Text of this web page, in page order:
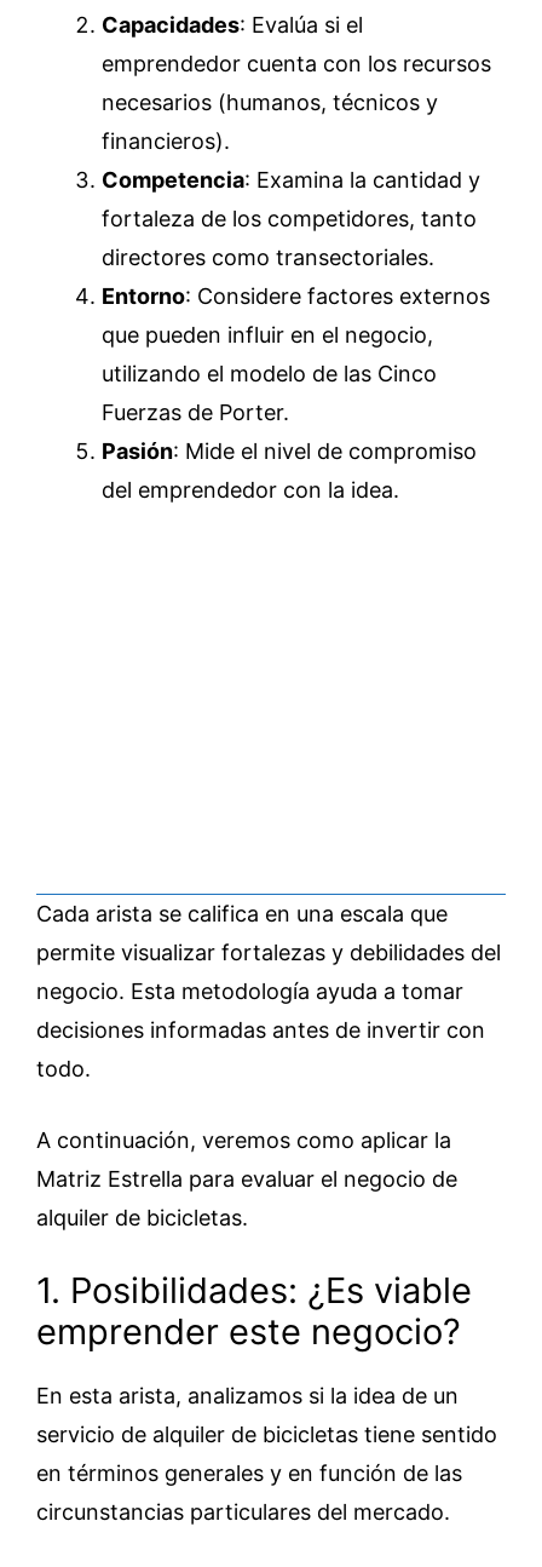
Capacidades: Evalúa si el
emprendedor cuenta con los recursos
necesarios (humanos, técnicos y
financieros).
Competencia: Examina la cantidad y
fortaleza de los competidores, tanto
directores como transectoriales.
Entorno: Considere factores externos
que pueden influir en el negocio,
utilizando el modelo de las Cinco
Fuerzas de Porter.
Pasión: Mide el nivel de compromiso
del emprendedor con la idea.
Cada arista se califica en una escala que
permite visualizar fortalezas y debilidades del
negocio. Esta metodología ayuda a tomar
decisiones informadas antes de invertir con
todo.
A continuación, veremos como aplicar la
Matriz Estrella para evaluar el negocio de
alquiler de bicicletas.
1. Posibilidades: ¿Es viable
emprender este negocio?
En esta arista, analizamos si la idea de un
servicio de alquiler de bicicletas tiene sentido
en términos generales y en función de las
circunstancias particulares del mercado.